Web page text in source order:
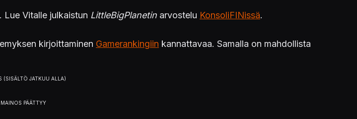
Vitalle julkaistun LittleBigPlanetin arvostelu KonsoliFINissä.
kirjoittaminen Gamerankingiin kannattavaa. Samalla on mahdollista